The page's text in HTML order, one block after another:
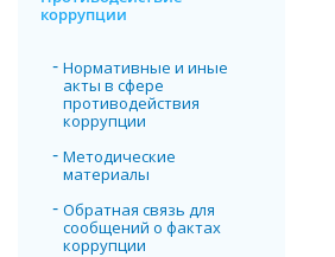
коррупции
Нормативные и иные
акты в сфере
противодействия
коррупции
Методические
материалы
Обратная связь для
сообщений о фактах
коррупции